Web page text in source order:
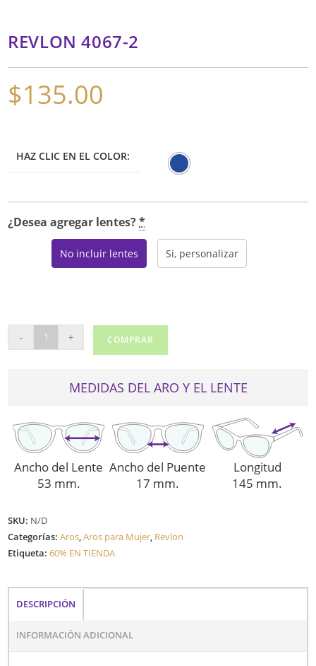
REVLON 4067-2
$135.00
HAZ CLIC EN EL COLOR:
¿Desea agregar lentes?*
No incluir lentes Si, personalizar
REVLON
4067-
- + COMPRAR
MEDIDAS DEL ARO Y EL LENTE
Ancho del Lente
53 mm.
Ancho del Puente
17 mm.
Longitud
145 mm.
SKU: N/D
Categorías:Aros,Aros para Mujer, Revlon
Etiqueta:60% EN TIENDA
DESCRIPCIÓN
INFORMACIÓN ADICIONAL